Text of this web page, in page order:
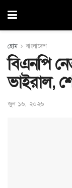
হোম বাংলাদেশ
বিএনপি
ভাইরাল,
জুন ১৬, ২০২৬